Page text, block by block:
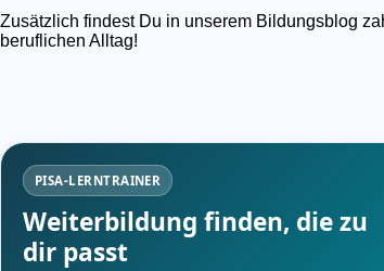
Zusätzlich findest Du in unserem Bildungsblog
beruflichen Alltag!
PISA-LERNTRAINER
Weiterbildung finden, die zu
dir passt